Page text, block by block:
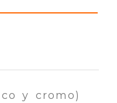
y cromo)